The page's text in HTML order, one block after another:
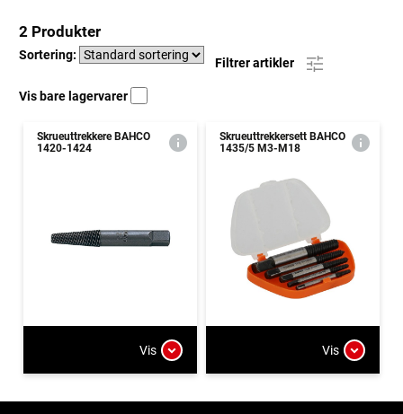
2 Produkter
Sortering:
Filtrer artikler
Vis bare lagervarer
Skrueuttrekkere BAHCO
1420-1424
Vis
Skrueuttrekkersett BAHCO
1435/5 M3-M18
Vis